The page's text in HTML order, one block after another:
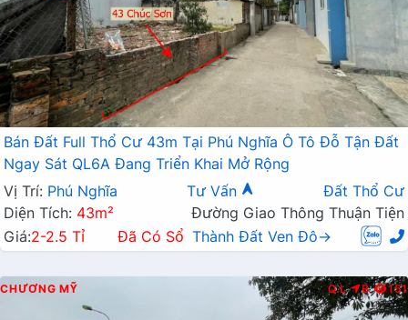
Bán Đất Full Thổ Cư 43m Tại Phú Nghĩa Ô Tô Đỗ Tận Đất
Ngay Sát QL6A Đang Triển Khai Mở Rộng
Vị Trí: Phú Nghĩa Tư Vấn
Đất Thổ Cư
Diện Tích: 43m²
Đường Giao Thông Thuận Tiện
Giá:2-2.5 Tỉ Đã Có Sổ Thành Đất Ven Đô→
CHƯƠNG MỸ Q.L B 151